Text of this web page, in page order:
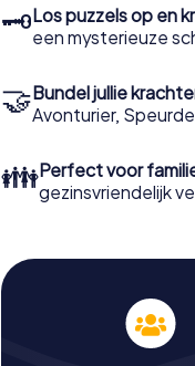
🗝Los puzzels op en
een mysterieuze
🤝Bundel jullie
Avonturier,
👪Perfect voor
gezinsvriendelijk